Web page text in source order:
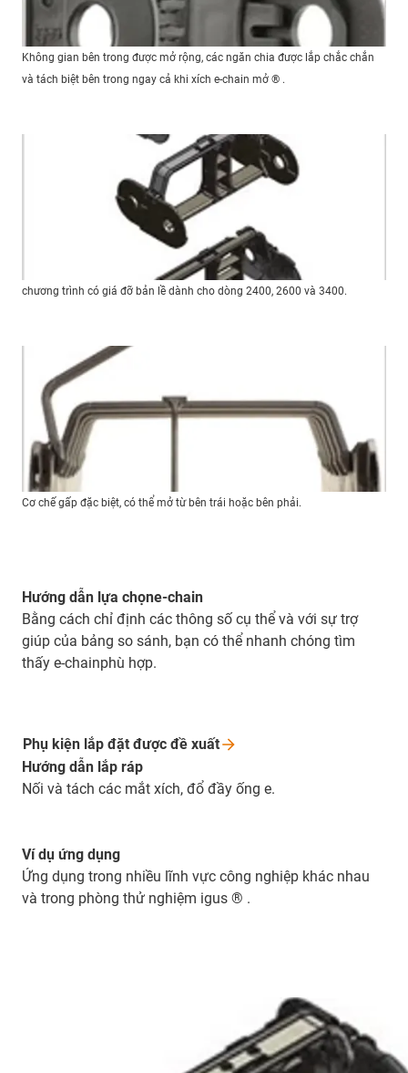
Không gian bên trong được mở rộng, các ngăn chia được lắp chắc chắn
và tách biệt bên trong ngay cả khi xích e-chain mở ® .
chương trình có giá đỡ bản lề dành cho dòng 2400, 2600 và 3400.
Cơ chế gấp đặc biệt, có thể mở từ bên trái hoặc bên phải.
Hướng dẫn lựa chọne-chain
Bằng cách chỉ định các thông số cụ thể và với sự trợ
giúp của bảng so sánh, bạn có thể nhanh chóng tìm
thấy e-chainphù hợp.
Hướng dẫn lắp ráp
Nối và tách các mắt xích, đổ đầy ống e.
Phụ kiện lắp đặt được đề xuất
Ví dụ ứng dụng
Ứng dụng trong nhiều lĩnh vực công nghiệp khác nhau
và trong phòng thử nghiệm igus ® .